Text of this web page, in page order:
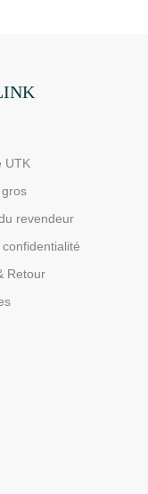
UTK
revendeur
Retour